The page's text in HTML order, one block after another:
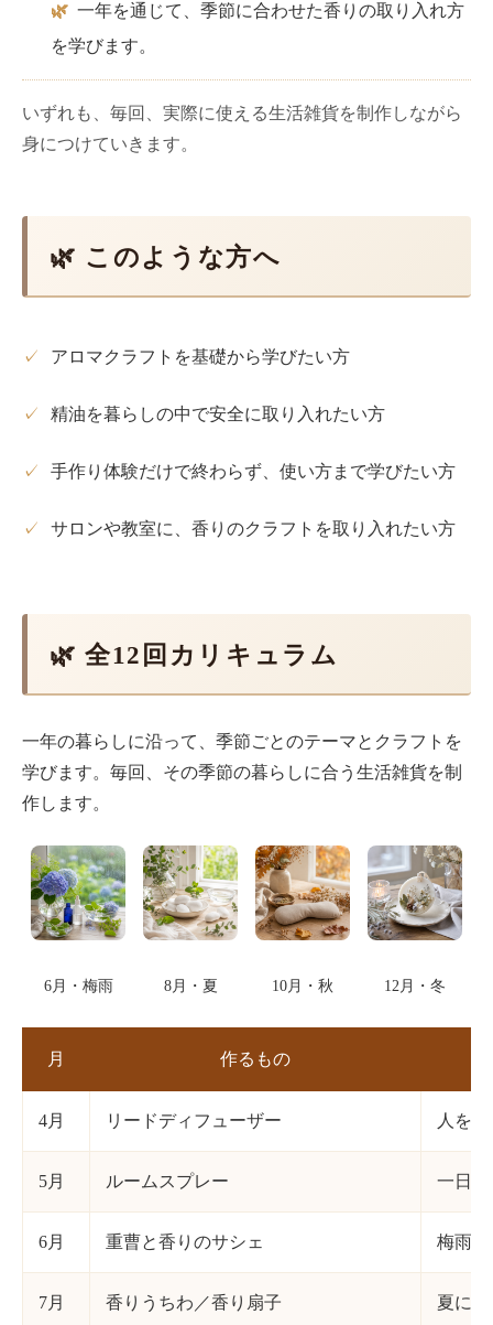
🌿 一年を通じて、季節に合わせた香りの取り入れ方
を学びます。
いずれも、毎回、実際に使える生活雑貨を制作しながら
身につけていきます。
🌿 このような方へ
✓ アロマクラフトを基礎から学びたい方
✓ 精油を暮らしの中で安全に取り入れたい方
✓ 手作り体験だけで終わらず、使い方まで学びたい方
✓ サロンや教室に、香りのクラフトを取り入れたい方
🌿 全12回カリキュラム
一年の暮らしに沿って、季節ごとのテーマとクラフトを
学びます。毎回、その季節の暮らしに合う生活雑貨を制
作します。
6月・梅雨 8月・夏 10月・秋 12月・冬
月 作るもの
4月 リードディフューザー 人を
5月 ルームスプレー 一日
6月 重曹と香りのサシェ 梅雨
7月 香りうちわ／香り扇子 夏に